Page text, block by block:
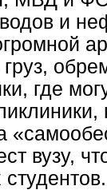
и
где
вузу,